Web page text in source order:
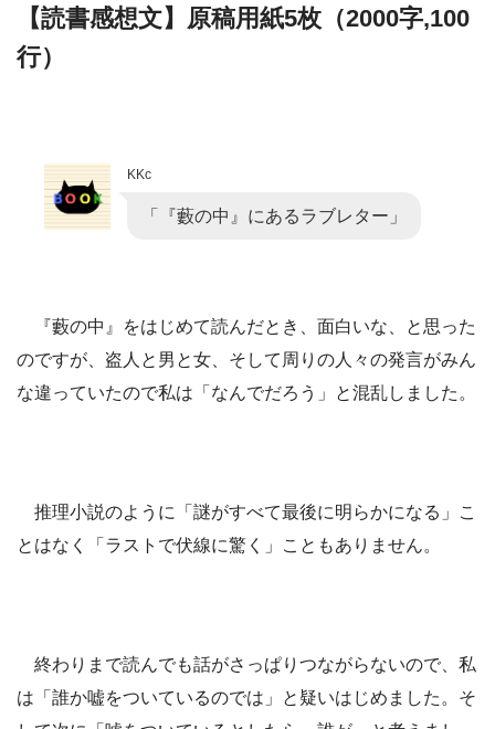
【読書感想文】原稿用紙5枚（2000字,100
行）
KKc
「『藪の中』にあるラブレター」
『藪の中』をはじめて読んだとき、面白いな、と思った
のですが、盗人と男と女、そして周りの人々の発言がみん
な違っていたので私は「なんでだろう」と混乱しました。
推理小説のように「謎がすべて最後に明らかになる」こ
とはなく「ラストで伏線に驚く」こともありません。
終わりまで読んでも話がさっぱりつながらないので、私
は「誰か嘘をついているのでは」と疑いはじめました。そ